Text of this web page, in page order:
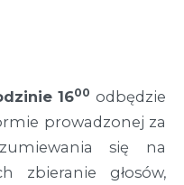
1600 odbędzie
prowadzonej za
się na
zbieranie głosów,